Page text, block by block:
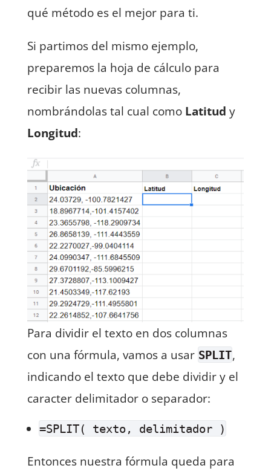
qué método es el mejor para ti.
Si partimos del mismo ejemplo,
preparemos la hoja de cálculo para
recibir las nuevas columnas,
nombrándolas tal cual como Latitud y
Longitud:
Para dividir el texto en dos columnas
con una fórmula, vamos a usar SPLIT,
indicando el texto que debe dividir y el
caracter delimitador o separador:
=SPLIT( texto, delimitador )
Entonces nuestra fórmula queda para